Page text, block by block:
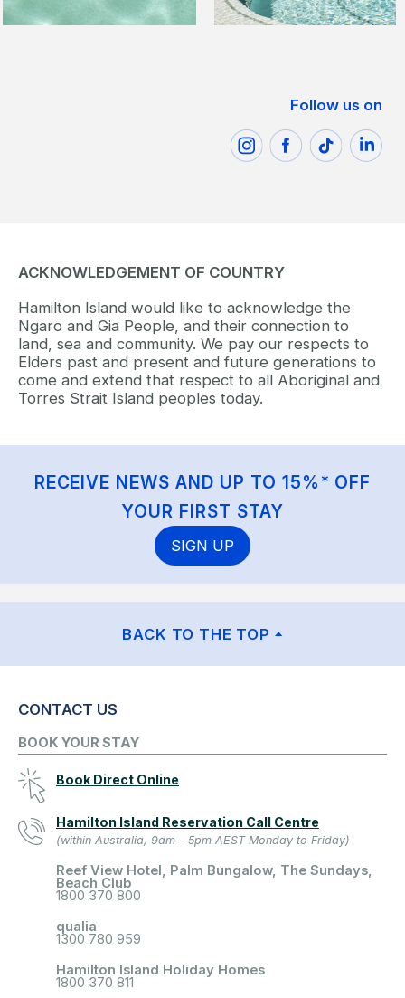
Follow us on
ACKNOWLEDGEMENT OF COUNTRY
Hamilton Island would like to acknowledge the
Ngaro and Gia People, and their connection to
land, sea and community. We pay our respects to
Elders past and present and future generations to
come and extend that respect to all Aboriginal and
Torres Strait Island peoples today.
RECEIVE NEWS AND UP TO 15%* OFF
YOUR FIRST STAY
SIGN UP
BACK TO THE TOP
CONTACT US
BOOK YOUR STAY
Book Direct Online
Hamilton Island Reservation Call Centre
(within Australia, 9am - 5pm AEST Monday to Friday)
Reef View Hotel, Palm Bungalow, The Sundays,
Beach Club
1800 370 800
qualia
1300 780 959
Hamilton Island Holiday Homes
1800 370 811